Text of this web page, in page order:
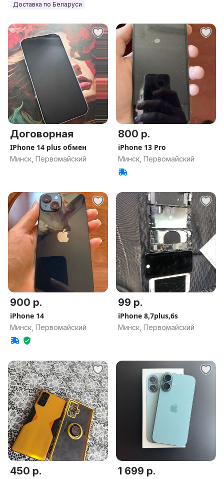
Доставка по Беларуси
Договорная
IPhone 14 plus обмен
Минск, Первомайский
800 р.
iPhone 13 Pro
Минск, Первомайский
900 р.
iPhone 14
Минск, Первомайский
99 р.
iPhone 8,7plus,6s
Минск, Первомайский
450 р. 1 699 р.